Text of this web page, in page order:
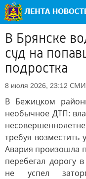
В Брянске
суд на
подростка
8 июля 2026, 23:12 СМИ
В Бежицком
необычное ДТП:
требуя
Авария произошла
перебегал дорогу
не успел